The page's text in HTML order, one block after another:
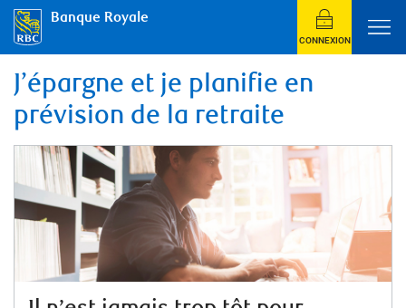
Banque Royale
CONNEXION
J’épargne et je planifie en
prévision de la retraite